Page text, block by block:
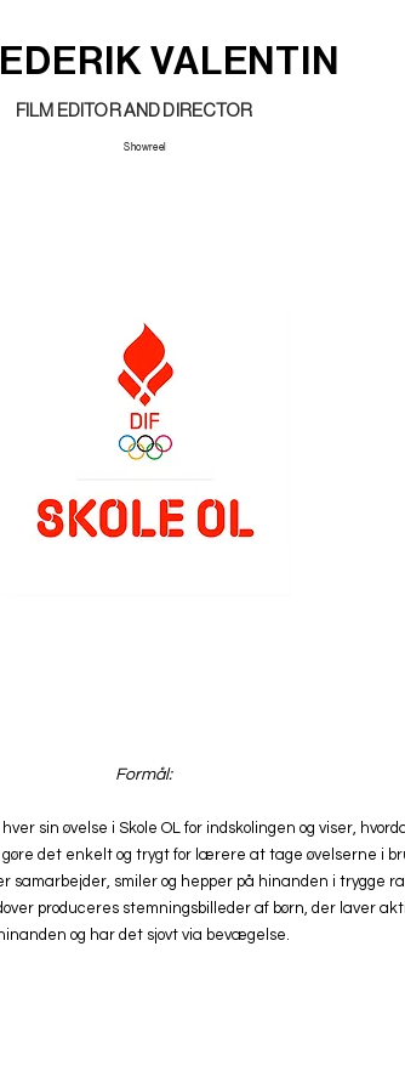
VALENTIN
Showreel
FILM EDITOR AND DIRECTOR
Formål:
sin øvelse i Skole OL for indskolingen og viser,
det enkelt og trygt for lærere at tage øvelserne i
samarbejder, smiler og hepper på hinanden i trygge
produceres stemningsbilleder af børn, der laver
hinanden og har det sjovt via bevægelse.